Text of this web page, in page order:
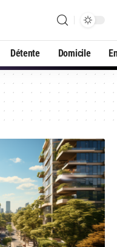
Détente Domicile